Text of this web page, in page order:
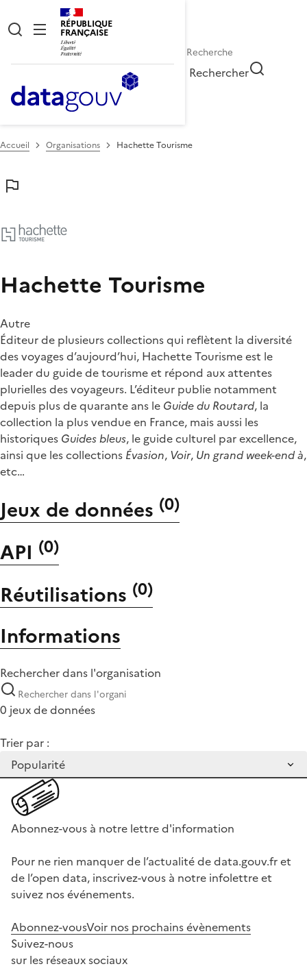
RÉPUBLIQUE
FRANÇAISE
Rechercher
Accueil Organisations Hachette Tourisme
Hachette Tourisme
Autre
Éditeur de plusieurs collections qui reflètent la diversité
des voyages d’aujourd’hui, Hachette Tourisme est le
leader du guide de tourisme et répond aux attentes
plurielles des voyageurs. L’éditeur publie notamment
depuis plus de quarante ans le Guide du Routard, la
collection la plus vendue en France, mais aussi les
historiques Guides bleus, le guide culturel par excellence,
ainsi que les collections Évasion, Voir, Un grand week-end à,
etc…
Jeux de données (0)
API (0)
Réutilisations (0)
Informations
Rechercher dans l'organisation
0 jeux de données
Trier par :
Abonnez-vous à notre lettre d'information
Pour ne rien manquer de l’actualité de data.gouv.fr et
de l’open data, inscrivez-vous à notre infolettre et
suivez nos événements.
Abonnez-vousVoir nos prochains évènements
Suivez-nous
sur les réseaux sociaux